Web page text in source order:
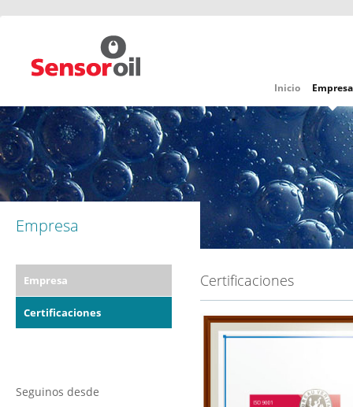
Inicio Empresa
Empresa
Empresa
Certificaciones
Seguinos desde
Certificaciones